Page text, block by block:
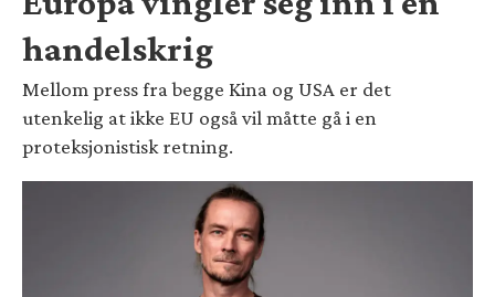
handelskrig
Mellom press fra begge Kina og USA er det
utenkelig at ikke EU også vil måtte gå i en
proteksjonistisk retning.